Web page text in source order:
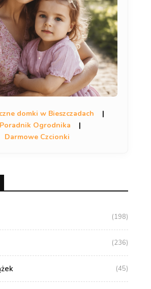
domki w Bieszczadach
|
Poradnik Ogrodnika
|
Darmowe Czcionki
(198)
(236)
(45)